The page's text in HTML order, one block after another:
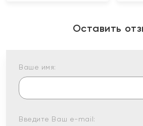
Оставить
Ваше имя:
Введите Ваш e-mail: